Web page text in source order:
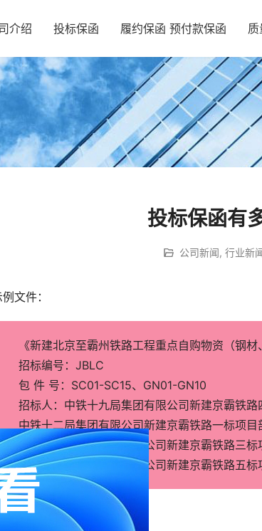
介绍 投标保函 履约保函 预付款保函 质
投标保函有
公司新闻, 行业新
文件：
《新建北京至霸州铁路工程重点自购物资（钢材
招标编号：JBLC
包 件 号：SC01-SC15、GN01-GN10
招标人：中铁十九局集团有限公司新建京霸铁路
中铁十二局集团有限公司新建京霸铁路一标项目
中交第二航务工程局有限公司新建京霸铁路三标
中铁上海工程局集团有限公司新建京霸铁路五标
函格式要求：